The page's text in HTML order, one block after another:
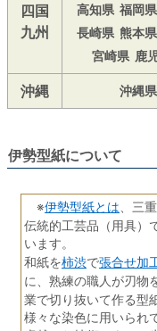
四国
九州
高知県 福岡県
長崎県 熊本県
宮崎県 鹿
沖縄 沖縄県
伊勢型紙について
※伊勢型紙とは 、三
伝統的工芸品（用具）
います。
和紙を柿渋で張合せ加
に、熟練の職人が刃物
業で切り抜いて作る型
様々な染色に用いられ